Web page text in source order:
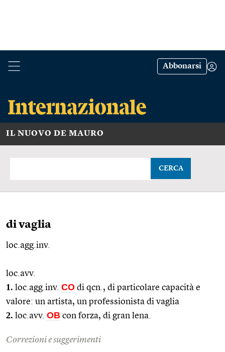
Abbonarsi
IL NUOVO DE MAURO
CERCA
di vaglia
loc.agg.inv.
loc.avv.
1. loc.agg. inv. CO di qcn. , di particolare capacità e
valore: un artista, un professionista di vaglia
2. loc.avv. OB con forza, di gran lena.
Correzioni e suggerimenti